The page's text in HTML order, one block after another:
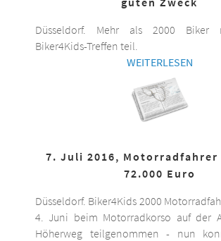
Düsseldorf. Mehr als 2000 Biker
Biker4Kids-Treffen teil.
WEITERLESEN
7. Juli 2016, Motorradfahrer
72.000 Euro
Düsseldorf. Biker4Kids 2000
4. Juni beim Motorradkorso auf der
Höherweg teilgenommen - nun